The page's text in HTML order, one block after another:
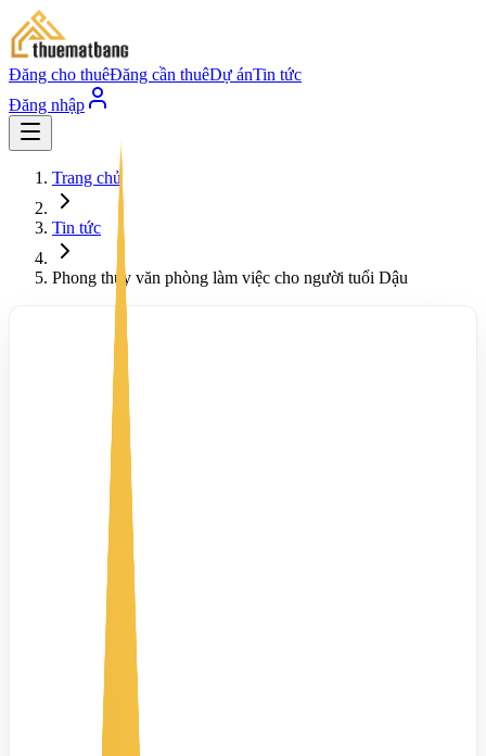
Đăng cho thuêĐăng cần thuêDự ánTin tức
Đăng nhập
Trang chủ
Tin tức
Phong thủy văn phòng làm việc cho người tuổi Dậu